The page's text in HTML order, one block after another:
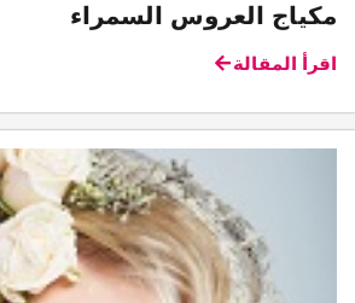
مكياج العروس السمراء
اقرأ المقالة